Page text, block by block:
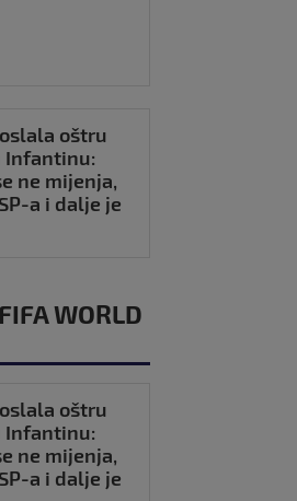
oštru
Infantinu:
ne mijenja,
a i dalje je
WORLD
oštru
Infantinu:
ne mijenja,
a i dalje je